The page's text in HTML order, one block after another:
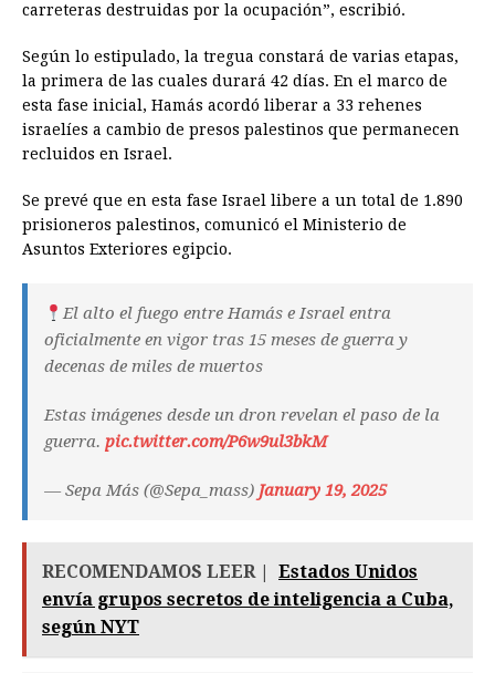
carreteras destruidas por la ocupación”, escribió.
Según lo estipulado, la tregua constará de varias etapas,
la primera de las cuales durará 42 días. En el marco de
esta fase inicial, Hamás acordó liberar a 33 rehenes
israelíes a cambio de presos palestinos que permanecen
recluidos en Israel.
Se prevé que en esta fase Israel libere a un total de 1.890
prisioneros palestinos, comunicó el Ministerio de
Asuntos Exteriores egipcio.
El alto el fuego entre Hamás e Israel entra
oficialmente en vigor tras 15 meses de guerra y
decenas de miles de muertos
Estas imágenes desde un dron revelan el paso de la
guerra. pic.twitter.com/P6w9ul3bkM
— Sepa Más (@Sepa_mass) January 19, 2025
RECOMENDAMOS LEER |
Estados Unidos
envía grupos secretos de inteligencia a Cuba,
según NYT